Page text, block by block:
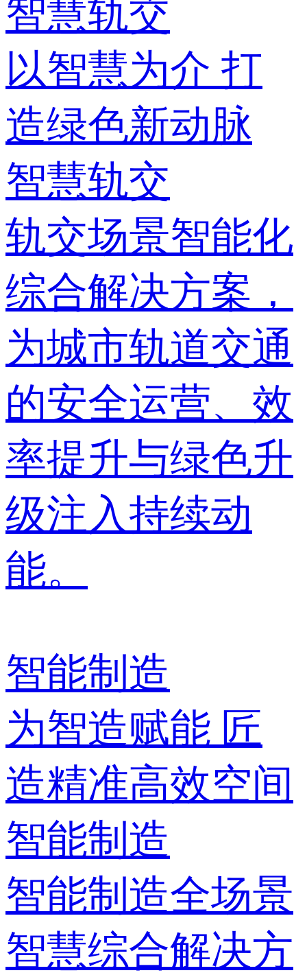
智慧轨交
以智慧为介 打
造绿色新动脉
智慧轨交
轨交场景智能化
综合解决方案，
为城市轨道交通
的安全运营、效
率提升与绿色升
级注入持续动
能。
智能制造
为智造赋能 匠
造精准高效空间
智能制造
智能制造全场景
智慧综合解决方